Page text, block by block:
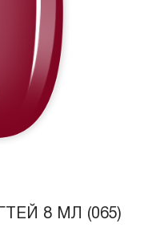
8 МЛ (065)